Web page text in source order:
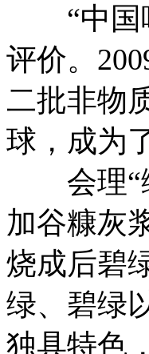
“中国唯
评价。
二批非物
球，成为
会理“绿
加谷糠灰
烧成后碧
绿、碧绿
独具特色